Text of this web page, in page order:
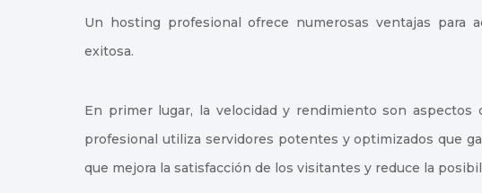
Un hosting profesional ofrece numerosas ventajas para
exitosa.
En primer lugar, la velocidad y rendimiento son
profesional utiliza servidores potentes y optimizados que
que mejora la satisfacción de los visitantes y reduce la